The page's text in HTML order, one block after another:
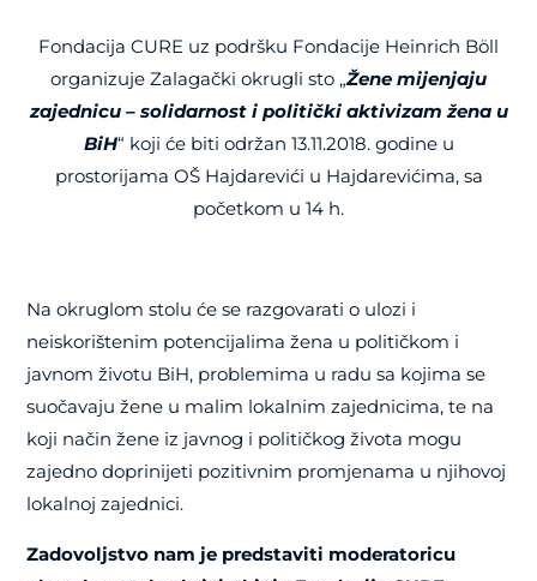
Fondacija CURE uz podršku Fondacije Heinrich Böll
organizuje Zalagački okrugli sto „Žene mijenjaju
zajednicu – solidarnost i politički aktivizam žena u
BiH“ koji će biti održan 13.11.2018. godine u
prostorijama OŠ Hajdarevići u Hajdarevićima, sa
početkom u 14 h.
Na okruglom stolu će se razgovarati o ulozi i
neiskorištenim potencijalima žena u političkom i
javnom životu BiH, problemima u radu sa kojima se
suočavaju žene u malim lokalnim zajednicima, te na
koji način žene iz javnog i političkog života mogu
zajedno doprinijeti pozitivnim promjenama u njihovoj
lokalnoj zajednici.
Zadovoljstvo nam je predstaviti moderatoricu